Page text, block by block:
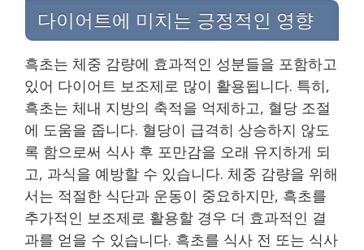
다이어트에 미치는 긍정적인 영향
흑초는 체중 감량에 효과적인 성분들을 포함하고
있어 다이어트 보조제로 많이 활용됩니다. 특히,
흑초는 체내 지방의 축적을 억제하고, 혈당 조절
에 도움을 줍니다. 혈당이 급격히 상승하지 않도
록 함으로써 식사 후 포만감을 오래 유지하게 되
고, 과식을 예방할 수 있습니다. 체중 감량을 위해
서는 적절한 식단과 운동이 중요하지만, 흑초를
추가적인 보조제로 활용할 경우 더 효과적인 결
과를 얻을 수 있습니다. 흑초를 식사 전 또는 식사